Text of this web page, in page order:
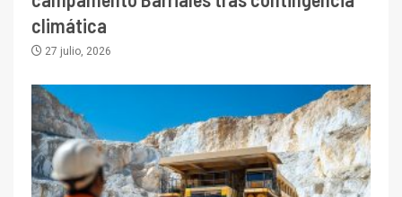
climática
27 julio, 2026